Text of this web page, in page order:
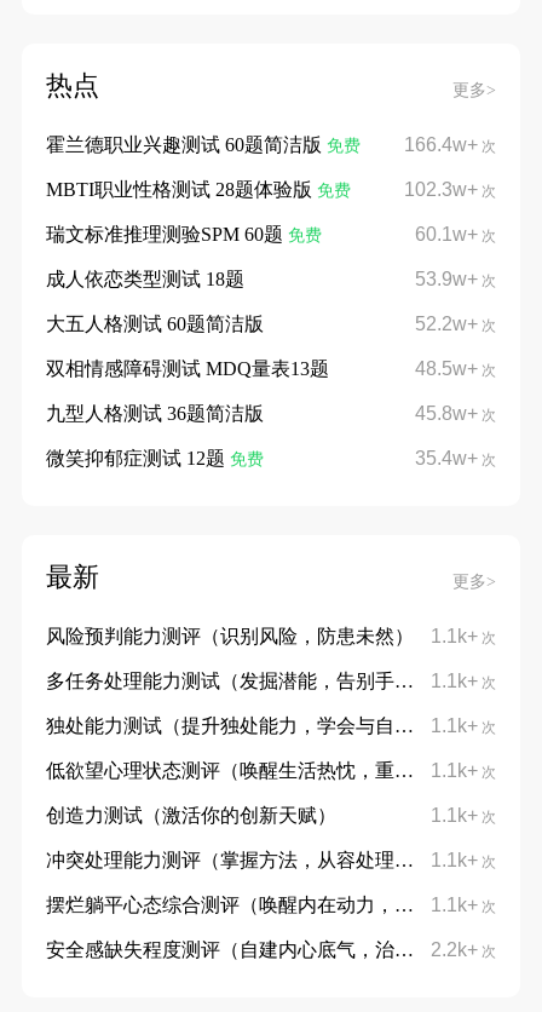
热点 更多>
166.4w+ 次
霍兰德职业兴趣测试 60题简洁版 免费
102.3w+ 次
MBTI职业性格测试 28题体验版 免费
60.1w+ 次
瑞文标准推理测验SPM 60题 免费
53.9w+ 次
成人依恋类型测试 18题
52.2w+ 次
大五人格测试 60题简洁版
48.5w+ 次
双相情感障碍测试 MDQ量表13题
45.8w+ 次
九型人格测试 36题简洁版
35.4w+ 次
微笑抑郁症测试 12题 免费
最新 更多>
1.1k+ 次
风险预判能力测评（识别风险，防患未然）
1.1k+ 次
多任务处理能力测试（发掘潜能，告别手忙脚乱）
1.1k+ 次
独处能力测试（提升独处能力，学会与自己对话）
1.1k+ 次
低欲望心理状态测评（唤醒生活热忱，重拾向上力量）
1.1k+ 次
创造力测试（激活你的创新天赋）
1.1k+ 次
冲突处理能力测评（掌握方法，从容处理分歧）
1.1k+ 次
摆烂躺平心态综合测评（唤醒内在动力，摆脱躺平摆烂心态）
2.2k+ 次
安全感缺失程度测评（自建内心底气，治愈不安与敏感）